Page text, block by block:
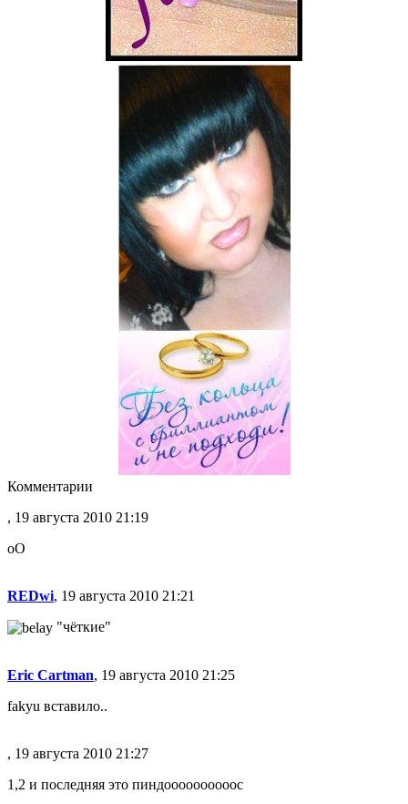
Комментарии
, 19 августа 2010 21:19
оО
REDwi, 19 августа 2010 21:21
"чёткие"
Eric Cartman, 19 августа 2010 21:25
fakyu вставило..
, 19 августа 2010 21:27
1,2 и последняя это пиндоооооооооос